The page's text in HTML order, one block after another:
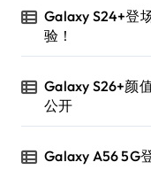
Galaxy S24+登
验！
Galaxy S26+颜
公开
Galaxy A56 5G